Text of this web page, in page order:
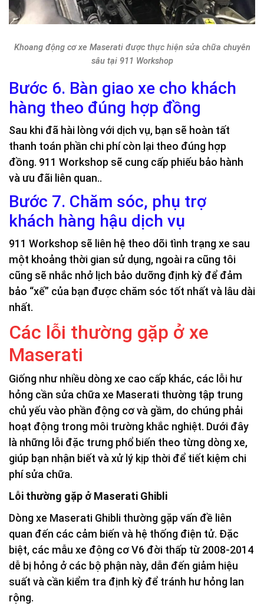
Khoang động cơ xe Maserati được thực hiện sửa chữa chuyên
sâu tại 911 Workshop
Bước 6. Bàn giao xe cho khách
hàng theo đúng hợp đồng
Sau khi đã hài lòng với dịch vụ, bạn sẽ hoàn tất
thanh toán phần chi phí còn lại theo đúng hợp
đồng. 911 Workshop sẽ cung cấp phiếu bảo hành
và ưu đãi liên quan..
Bước 7. Chăm sóc, phụ trợ
khách hàng hậu dịch vụ
911 Workshop sẽ liên hệ theo dõi tình trạng xe sau
một khoảng thời gian sử dụng, ngoài ra cũng tôi
cũng sẽ nhắc nhở lịch bảo dưỡng định kỳ để đảm
bảo “xế” của bạn được chăm sóc tốt nhất và lâu dài
nhất.
Các lỗi thường gặp ở xe
Maserati
Giống như nhiều dòng xe cao cấp khác, các lỗi hư
hỏng cần sửa chữa xe Maserati thường tập trung
chủ yếu vào phần động cơ và gầm, do chúng phải
hoạt động trong môi trường khắc nghiệt. Dưới đây
là những lỗi đặc trưng phổ biến theo từng dòng xe,
giúp bạn nhận biết và xử lý kịp thời để tiết kiệm chi
phí sửa chữa.
Lỗi thường gặp ở Maserati Ghibli
Dòng xe Maserati Ghibli thường gặp vấn đề liên
quan đến các cảm biến và hệ thống điện tử. Đặc
biệt, các mẫu xe động cơ V6 đời thấp từ 2008-2014
dễ bị hỏng ở các bộ phận này, dẫn đến giảm hiệu
suất và cần kiểm tra định kỳ để tránh hư hỏng lan
rộng.